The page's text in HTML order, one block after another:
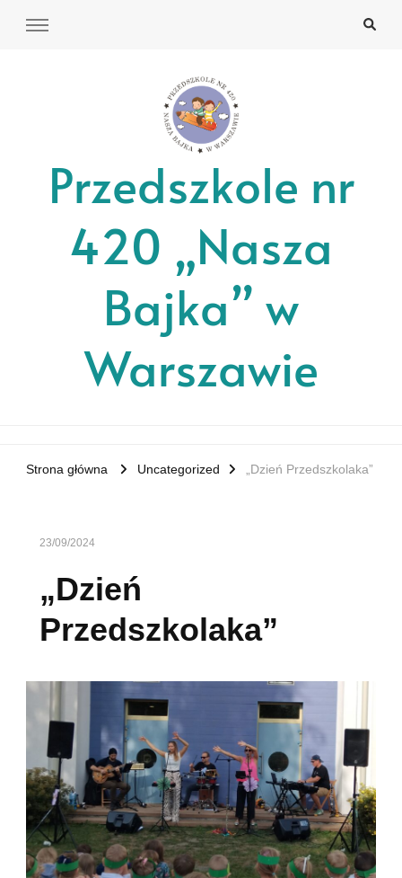
Przedszkole nr
420 „Nasza
Bajka” w
Warszawie
Strona główna Uncategorized „Dzień Przedszkolaka”
23/09/2024
„Dzień
Przedszkolaka”